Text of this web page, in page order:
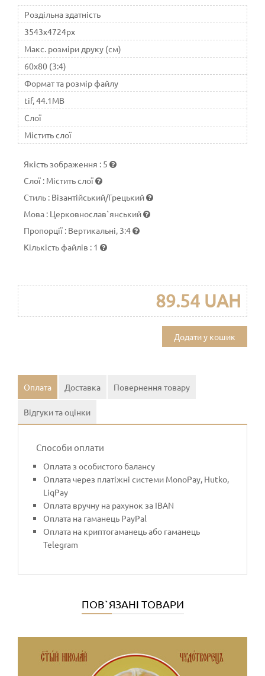
здійснив паломництво до Єгипту та Святої Землі. Невдовзі
після повернення став єпископом у Мирі. Зазнав гонінь за
правління римського імператора Діоклетіана, був
ув'язнений. Звільнений у часи імператора Костянтина.
Ймовірно, брав участь у Першому Нікейському соборі
(325; проте старі списки єпископів-учасників не згадують
його імені). Помер у Мирі, Лікія. Один із найшанованіших
святих у католицьких, православних і деяких
протестантських церквах.
Роздільна здатність
3543x4724px
Макс. розміри друку (см)
60x80 (3:4)
Формат та розмір файлу
tif, 44.1MB
Слої
Містить слої
Якість зображення : 5
Слої : Містить слої
Стиль : Візантійський/Грецький
Мова : Церковнослав`янський
Пропорції : Вертикальні, 3:4
Кількість файлів : 1
89.54 UAH
Додати у кошик
Оплата Доставка Повернення товару
Відгуки та оцінки
Способи оплати
Оплата з особистого балансу
Оплата через платіжні системи MonoPay, Hutko,
LiqPay
Оплата вручну на рахунок за IBAN
Оплата на гаманець PayPal
Оплата на криптогаманець або гаманець
Telegram
ПОВ`ЯЗАНІ ТОВАРИ